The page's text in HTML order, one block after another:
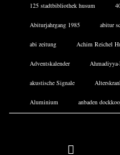
125 stadtbibliothek husum
Abiturjahrgang 1985 abitur
abi zeitung Achim Reichel
Adventskalender
akustische Signale
Aluminium anbaden